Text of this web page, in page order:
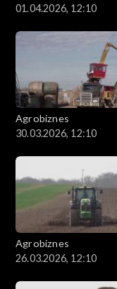
01.04.2026, 12:10
Agrobiznes
30.03.2026, 12:10
Agrobiznes
26.03.2026, 12:10